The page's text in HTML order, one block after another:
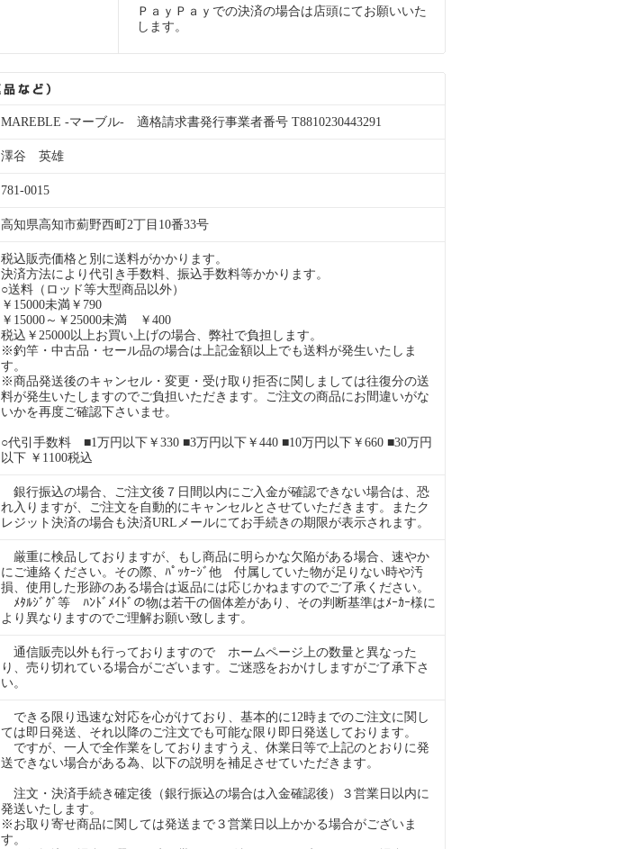
ＰａｙＰａｙでの決済の場合は店頭にてお願いいた
します。
MAREBLE -マーブル- 適格請求書発行事業者番号 T8810230443291
澤谷 英雄
781-0015
高知県高知市薊野西町2丁目10番33号
税込販売価格と別に送料がかかります。
決済方法により代引き手数料、振込手数料等かかります。
○送料（ロッド等大型商品以外）
￥15000未満￥790
￥15000～￥25000未満 ￥400
税込￥25000以上お買い上げの場合、弊社で負担します。
※釣竿・中古品・セール品の場合は上記金額以上でも送料が発生いたしま
す。
※商品発送後のキャンセル・変更・受け取り拒否に関しましては往復分の送
料が発生いたしますのでご負担いただきます。ご注文の商品にお間違いがな
いかを再度ご確認下さいませ。
○代引手数料 ■1万円以下￥330 ■3万円以下￥440 ■10万円以下￥660 ■30万円
以下 ￥1100税込
銀行振込の場合、ご注文後７日間以内にご入金が確認できない場合は、恐
れ入りますが、ご注文を自動的にキャンセルとさせていただきます。またク
レジット決済の場合も決済URLメールにてお手続きの期限が表示されます。
厳重に検品しておりますが、もし商品に明らかな欠陥がある場合、速やか
にご連絡ください。その際、ﾊﾟｯｹｰｼﾞ他 付属していた物が足りない時や汚
損、使用した形跡のある場合は返品には応じかねますのでご了承ください。
ﾒﾀﾙｼﾞｸﾞ等 ﾊﾝﾄﾞﾒｲﾄﾞの物は若干の個体差があり、その判断基準はﾒｰｶｰ様に
より異なりますのでご理解お願い致します。
通信販売以外も行っておりますので ホームページ上の数量と異なった
り、売り切れている場合がございます。ご迷惑をおかけしますがご了承下さ
い。
できる限り迅速な対応を心がけており、基本的に12時までのご注文に関し
ては即日発送、それ以降のご注文でも可能な限り即日発送しております。
ですが、一人で全作業をしておりますうえ、休業日等で上記のとおりに発
送できない場合がある為、以下の説明を補足させていただきます。
注文・決済手続き確定後（銀行振込の場合は入金確認後）３営業日以内に
発送いたします。
※お取り寄せ商品に関しては発送まで３営業日以上かかる場合がございま
す。